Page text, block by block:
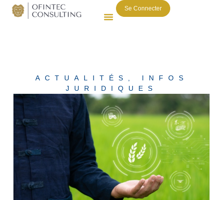
Se Connecter
ACTUALITÉS
INFOS
JURIDIQUES